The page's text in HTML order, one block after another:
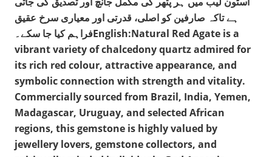
ہے تاکہ صارفین کو اصلی، قدرتی اور معیاری سرخ عقیق
فراہم کیا جا سکے۔English:Natural Red Agate is a
vibrant variety of chalcedony quartz admired for
its rich red colour, attractive appearance, and
symbolic connection with strength and vitality.
Commercially sourced from Brazil, India, Yemen,
Madagascar, Uruguay, and selected African
regions, this gemstone is highly valued by
jewellery lovers, gemstone collectors, and